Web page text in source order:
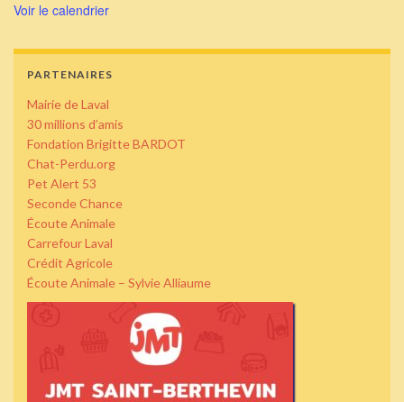
Voir le calendrier
PARTENAIRES
Mairie de Laval
30 millions d’amis
Fondation Brigitte BARDOT
Chat-Perdu.org
Pet Alert 53
Seconde Chance
Écoute Animale
Carrefour Laval
Crédit Agricole
Écoute Animale – Sylvie Alliaume